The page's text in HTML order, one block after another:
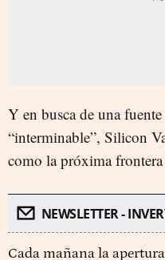
Y en busca de una
“interminable”, Silicon
como la próxima
NEWSLETTER -
Cada mañana la